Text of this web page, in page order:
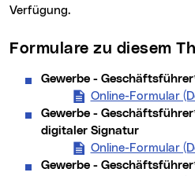
Verfügung.
Formulare zu diesem
Gewerbe -
Online-Formular
Gewerbe -
digitaler Signatur
Online-Formular
Gewerbe -